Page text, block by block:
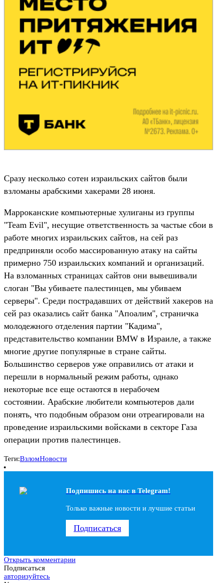
Сразу несколько сотен израильских сайтов были
взломаны арабскими хакерами 28 июня.
Марроканские компьютерные хулиганы из группы
"Team Evil", несущие ответственность за частые сбои в
работе многих израильских сайтов, на сей раз
предприняли особо массированную атаку на сайты
примерно 750 израильских компаний и организаций.
На взломанных страницах сайтов они вывешивали
слоган "Вы убиваете палестинцев, мы убиваем
серверы". Среди пострадавших от действий хакеров на
сей раз оказались сайт банка "Апоалим", страничка
молодежного отделения партии "Кадима",
представительство компании BMW в Израиле, а также
многие другие популярные в стране сайты.
Большинство серверов уже оправились от атаки и
перешли в нормальный режим работы, однако
некоторые все еще остаются в нерабочем
состоянии. Арабские любители компьютеров дали
понять, что подобным образом они отреагировали на
проведение израильскими войсками в секторе Газа
операции против палестинцев.
Теги:ВзломНовости
Подпишись на наc в Telegram!
Только важные новости и лучшие статьи
Подписаться
Открыть комментарии
Подписаться
авторизуйтесь